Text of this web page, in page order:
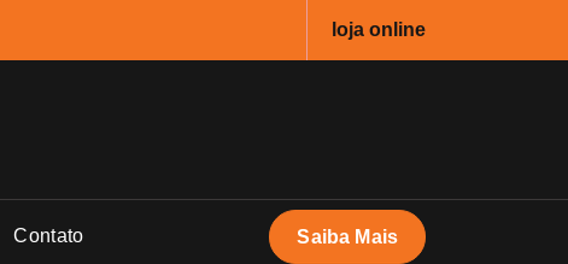
loja online
Contato Saiba Mais